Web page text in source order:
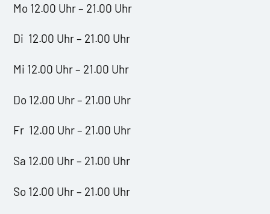
Mo 12.00 Uhr – 21.00 Uhr
Di 12.00 Uhr – 21.00 Uhr
Mi 12.00 Uhr – 21.00 Uhr
Do 12.00 Uhr – 21.00 Uhr
Fr 12.00 Uhr – 21.00 Uhr
Sa 12.00 Uhr – 21.00 Uhr
So 12.00 Uhr – 21.00 Uhr